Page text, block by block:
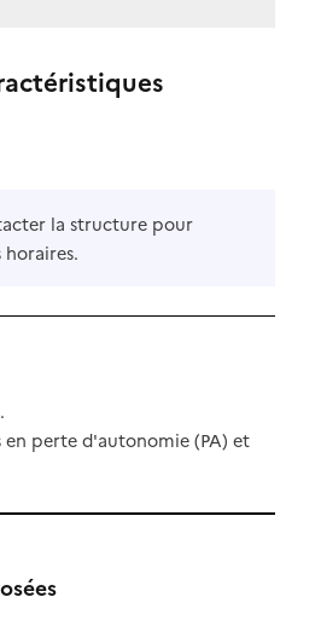
la structure pour
en perte d'autonomie (PA) et